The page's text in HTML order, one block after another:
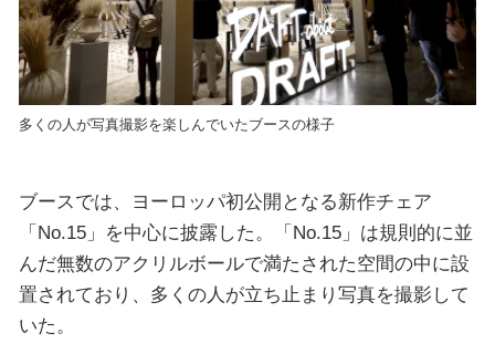
多くの人が写真撮影を楽しんでいたブースの様子
ブースでは、ヨーロッパ初公開となる新作チェア
「No.15」を中心に披露した。「No.15」は規則的に並
んだ無数のアクリルボールで満たされた空間の中に設
置されており、多くの人が立ち止まり写真を撮影して
いた。